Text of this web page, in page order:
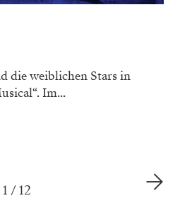
die weiblichen Stars in
Im...
1 /12